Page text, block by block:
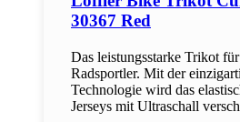
30367 Red
Das leistungsstarke Trikot
Radsportler. Mit der
Technologie wird das
Jerseys mit Ultraschall